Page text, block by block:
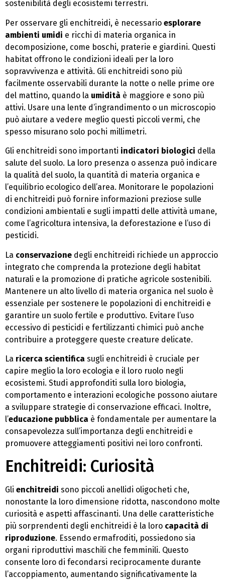
sostenibilità degli ecosistemi terrestri.
Per osservare gli enchitreidi, è necessario esplorare
ambienti umidi e ricchi di materia organica in
decomposizione, come boschi, praterie e giardini. Questi
habitat offrono le condizioni ideali per la loro
sopravvivenza e attività. Gli enchitreidi sono più
facilmente osservabili durante la notte o nelle prime ore
del mattino, quando la umidità è maggiore e sono più
attivi. Usare una lente d’ingrandimento o un microscopio
può aiutare a vedere meglio questi piccoli vermi, che
spesso misurano solo pochi millimetri.
Gli enchitreidi sono importanti indicatori biologici della
salute del suolo. La loro presenza o assenza può indicare
la qualità del suolo, la quantità di materia organica e
l’equilibrio ecologico dell’area. Monitorare le popolazioni
di enchitreidi può fornire informazioni preziose sulle
condizioni ambientali e sugli impatti delle attività umane,
come l’agricoltura intensiva, la deforestazione e l’uso di
pesticidi.
La conservazione degli enchitreidi richiede un approccio
integrato che comprenda la protezione degli habitat
naturali e la promozione di pratiche agricole sostenibili.
Mantenere un alto livello di materia organica nel suolo è
essenziale per sostenere le popolazioni di enchitreidi e
garantire un suolo fertile e produttivo. Evitare l’uso
eccessivo di pesticidi e fertilizzanti chimici può anche
contribuire a proteggere queste creature delicate.
La ricerca scientifica sugli enchitreidi è cruciale per
capire meglio la loro ecologia e il loro ruolo negli
ecosistemi. Studi approfonditi sulla loro biologia,
comportamento e interazioni ecologiche possono aiutare
a sviluppare strategie di conservazione efficaci. Inoltre,
l’educazione pubblica è fondamentale per aumentare la
consapevolezza sull’importanza degli enchitreidi e
promuovere atteggiamenti positivi nei loro confronti.
Enchitreidi: Curiosità
Gli enchitreidi sono piccoli anellidi oligocheti che,
nonostante la loro dimensione ridotta, nascondono molte
curiosità e aspetti affascinanti. Una delle caratteristiche
più sorprendenti degli enchitreidi è la loro capacità di
riproduzione. Essendo ermafroditi, possiedono sia
organi riproduttivi maschili che femminili. Questo
consente loro di fecondarsi reciprocamente durante
l’accoppiamento, aumentando significativamente la